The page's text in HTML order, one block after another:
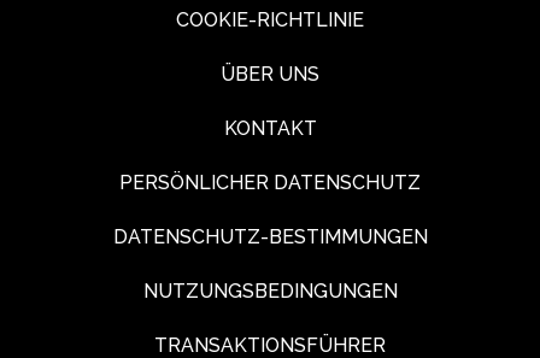
COOKIE-RICHTLINIE
ÜBER UNS
KONTAKT
PERSÖNLICHER DATENSCHUTZ
DATENSCHUTZ-BESTIMMUNGEN
NUTZUNGSBEDINGUNGEN
TRANSAKTIONSFÜHRER